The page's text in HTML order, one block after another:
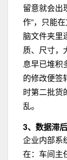
留意就会出
作”，只能
脑文件夹里
质、尺寸，
息早已堆积
的修改便签
时第二批货
乱。
3、数据滞
企业内部系
在：车间主